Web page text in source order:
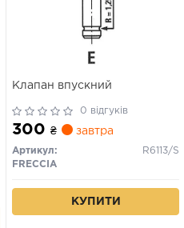
Клапан впускний
0 відгуків
300 ₴ завтра
Артикул:
R6113/S
FRECCIA
КУПИТИ